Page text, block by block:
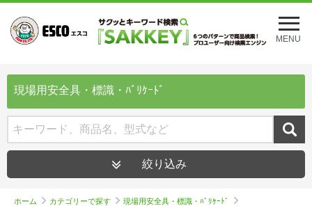
メ
ニ
ュ
を
MENU
現場用安全具・標識・ﾊﾞﾘｹｰﾄﾞ
絞り込み
ホーム カテゴリーで探す
現場用安全具・標識・ﾊﾞﾘｹｰﾄﾞ